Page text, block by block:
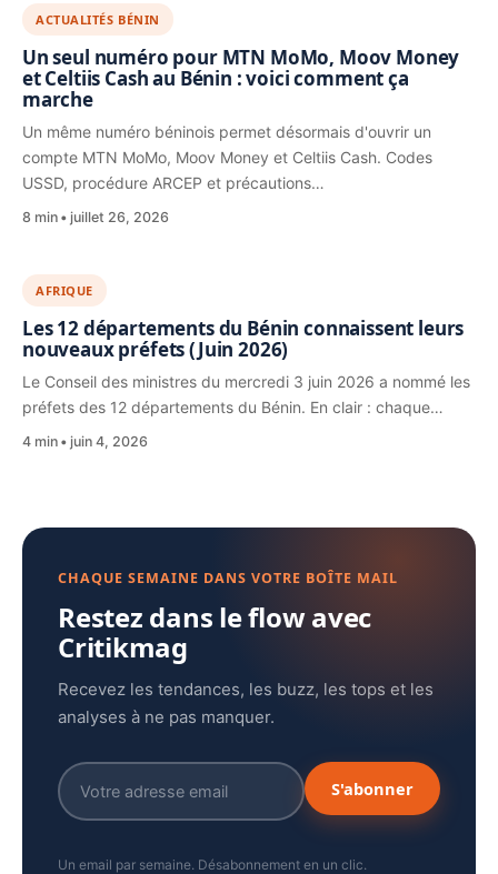
ACTUALITÉS BÉNIN
Un seul numéro pour MTN MoMo, Moov Money
et Celtiis Cash au Bénin : voici comment ça
marche
Un même numéro béninois permet désormais d'ouvrir un
compte MTN MoMo, Moov Money et Celtiis Cash. Codes
USSD, procédure ARCEP et précautions…
8 min juillet 26, 2026
AFRIQUE
Les 12 départements du Bénin connaissent leurs
nouveaux préfets (Juin 2026)
Le Conseil des ministres du mercredi 3 juin 2026 a nommé les
préfets des 12 départements du Bénin. En clair : chaque…
4 min juin 4, 2026
CHAQUE SEMAINE DANS VOTRE BOÎTE MAIL
Restez dans le flow avec
Critikmag
Recevez les tendances, les buzz, les tops et les
analyses à ne pas manquer.
S'abonner
Un email par semaine. Désabonnement en un clic.